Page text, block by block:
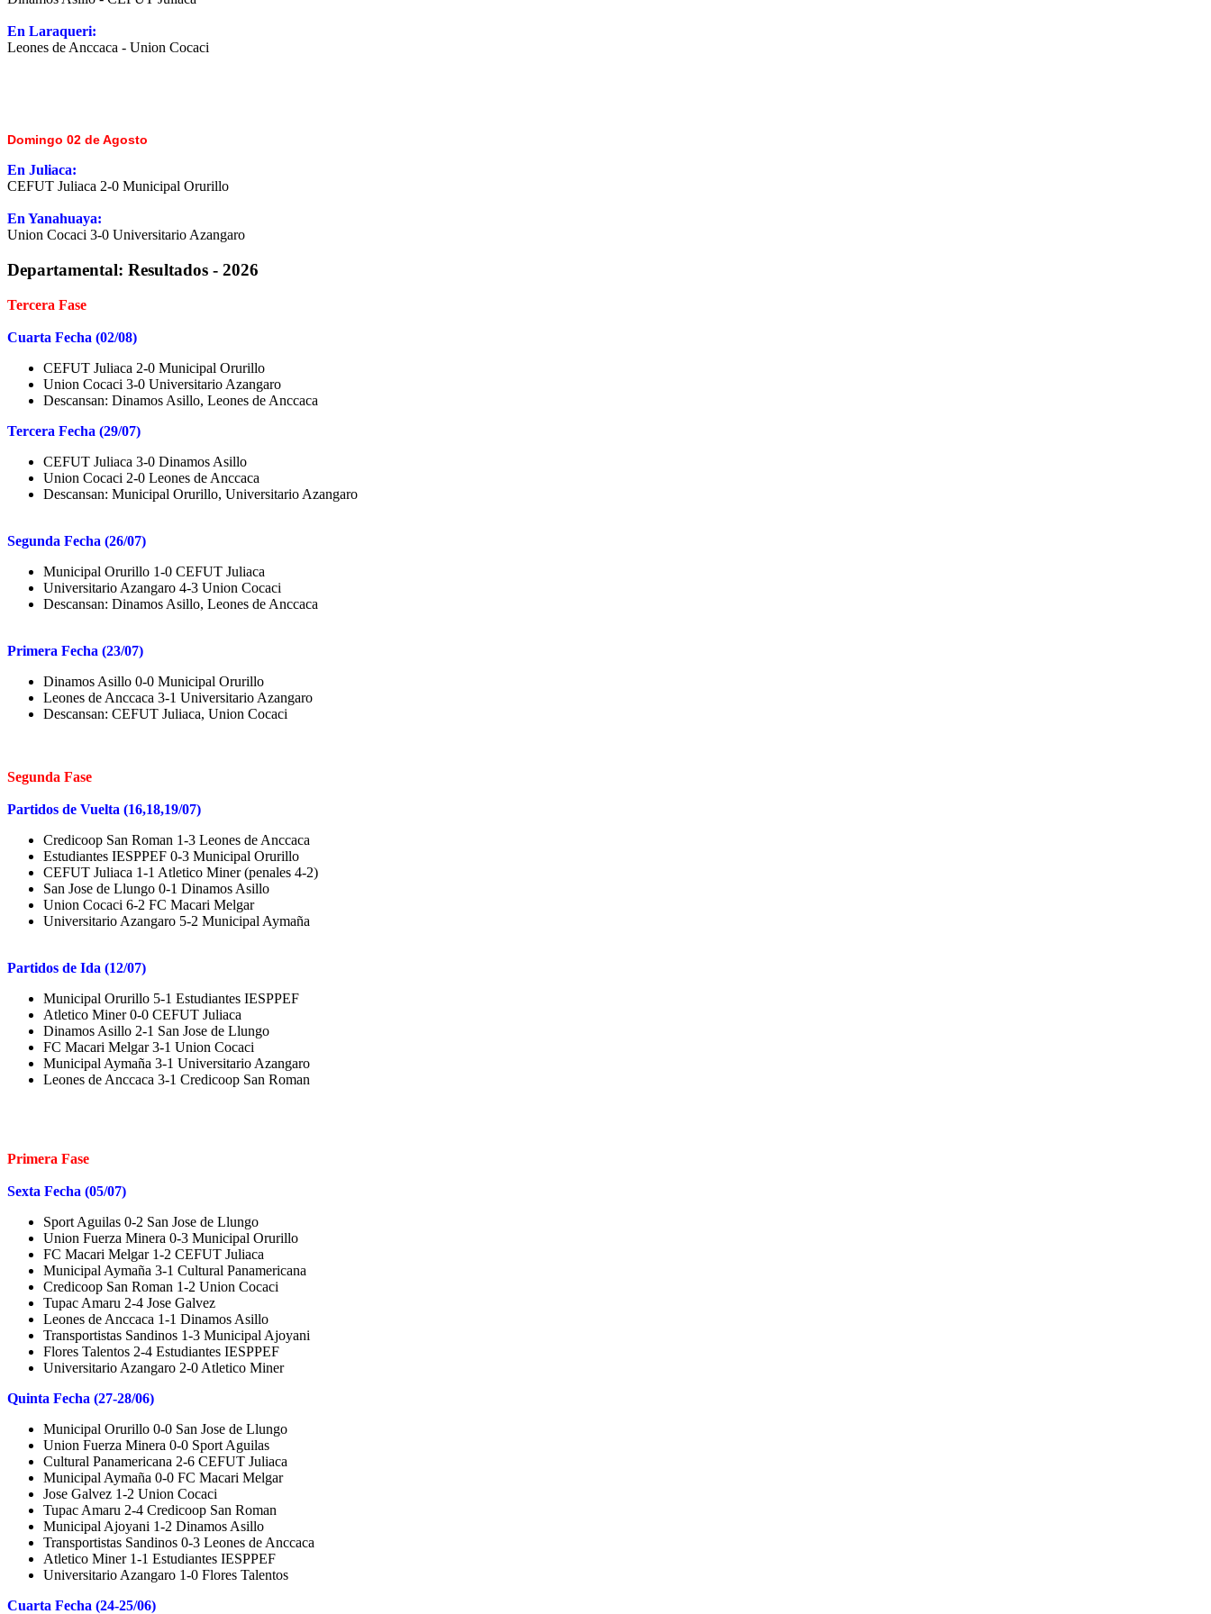
En Laraqueri:
Leones de Anccaca - Union Cocaci
Domingo 02 de Agosto
En Juliaca:
CEFUT Juliaca 2-0 Municipal Orurillo
En Yanahuaya:
Union Cocaci 3-0 Universitario Azangaro
Departamental: Resultados - 2026
Tercera Fase
Cuarta Fecha (02/08)
CEFUT Juliaca 2-0 Municipal Orurillo
Union Cocaci 3-0 Universitario Azangaro
Descansan: Dinamos Asillo, Leones de Anccaca
Tercera Fecha (29/07)
CEFUT Juliaca 3-0 Dinamos Asillo
Union Cocaci 2-0 Leones de Anccaca
Descansan: Municipal Orurillo, Universitario Azangaro
Segunda Fecha (26/07)
Municipal Orurillo 1-0 CEFUT Juliaca
Universitario Azangaro 4-3 Union Cocaci
Descansan: Dinamos Asillo, Leones de Anccaca
Primera Fecha (23/07)
Dinamos Asillo 0-0 Municipal Orurillo
Leones de Anccaca 3-1 Universitario Azangaro
Descansan: CEFUT Juliaca, Union Cocaci
Segunda Fase
Partidos de Vuelta (16,18,19/07)
Credicoop San Roman 1-3 Leones de Anccaca
Estudiantes IESPPEF 0-3 Municipal Orurillo
CEFUT Juliaca 1-1 Atletico Miner (penales 4-2)
San Jose de Llungo 0-1 Dinamos Asillo
Union Cocaci 6-2 FC Macari Melgar
Universitario Azangaro 5-2 Municipal Aymaña
Partidos de Ida (12/07)
Municipal Orurillo 5-1 Estudiantes IESPPEF
Atletico Miner 0-0 CEFUT Juliaca
Dinamos Asillo 2-1 San Jose de Llungo
FC Macari Melgar 3-1 Union Cocaci
Municipal Aymaña 3-1 Universitario Azangaro
Leones de Anccaca 3-1 Credicoop San Roman
Primera Fase
Sexta Fecha (05/07)
Sport Aguilas 0-2 San Jose de Llungo
Union Fuerza Minera 0-3 Municipal Orurillo
FC Macari Melgar 1-2 CEFUT Juliaca
Municipal Aymaña 3-1 Cultural Panamericana
Credicoop San Roman 1-2 Union Cocaci
Tupac Amaru 2-4 Jose Galvez
Leones de Anccaca 1-1 Dinamos Asillo
Transportistas Sandinos 1-3 Municipal Ajoyani
Flores Talentos 2-4 Estudiantes IESPPEF
Universitario Azangaro 2-0 Atletico Miner
Quinta Fecha (27-28/06)
Municipal Orurillo 0-0 San Jose de Llungo
Union Fuerza Minera 0-0 Sport Aguilas
Cultural Panamericana 2-6 CEFUT Juliaca
Municipal Aymaña 0-0 FC Macari Melgar
Jose Galvez 1-2 Union Cocaci
Tupac Amaru 2-4 Credicoop San Roman
Municipal Ajoyani 1-2 Dinamos Asillo
Transportistas Sandinos 0-3 Leones de Anccaca
Atletico Miner 1-1 Estudiantes IESPPEF
Universitario Azangaro 1-0 Flores Talentos
Cuarta Fecha (24-25/06)